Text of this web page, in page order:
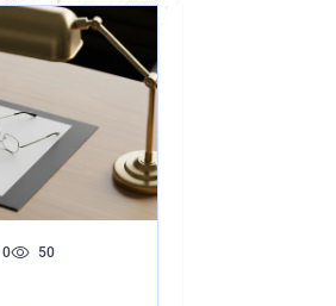
0 50